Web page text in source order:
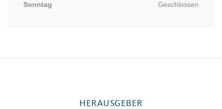
Sonntag
Geschlossen
HERAUSGEBER